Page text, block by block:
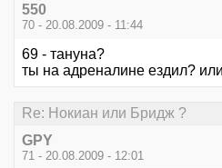
550
70 - 20.08.2009 - 11:44
69 - тануна?
ты на адреналине ездил?
Re: Нокиан или Бридж ?
GPY
71 - 20.08.2009 - 12:01